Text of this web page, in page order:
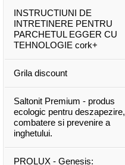
INSTRUCTIUNI DE
INTRETINERE PENTRU
PARCHETUL EGGER CU
TEHNOLOGIE cork+
Grila discount
Saltonit Premium - produs
ecologic pentru deszapezire,
combatere si prevenire a
inghetului.
PROLUX - Genesis: